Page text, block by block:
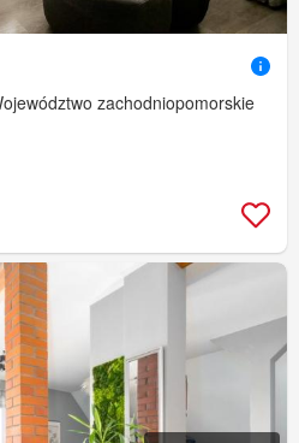
zachodniopomorskie